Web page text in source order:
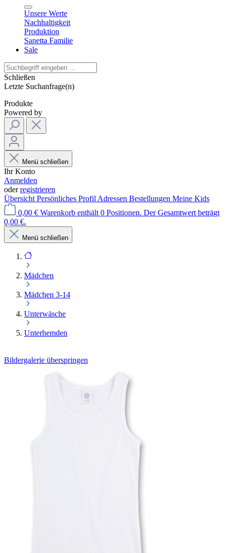
Unsere Werte
Nachhaltigkeit
Produktion
Sanetta Familie
Sale
Schließen
Letzte Suchanfrage(n)
Produkte
Powered by
Menü schließen
Ihr Konto
Anmelden
oderregistrieren
Übersicht Persönliches Profil Adressen Bestellungen Meine Kids
0,00 € Warenkorb enthält 0 Positionen. Der Gesamtwert beträgt
0,00 €.
Menü schließen
Mädchen
Mädchen 3-14
Unterwäsche
Unterhemden
Bildergalerie überspringen